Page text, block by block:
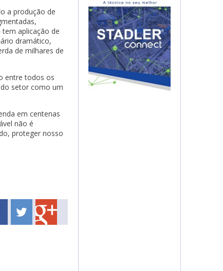
a produção de
aplicação de
dramático,
de milhares de
entre todos os
setor como um
em centenas
não é
proteger nosso